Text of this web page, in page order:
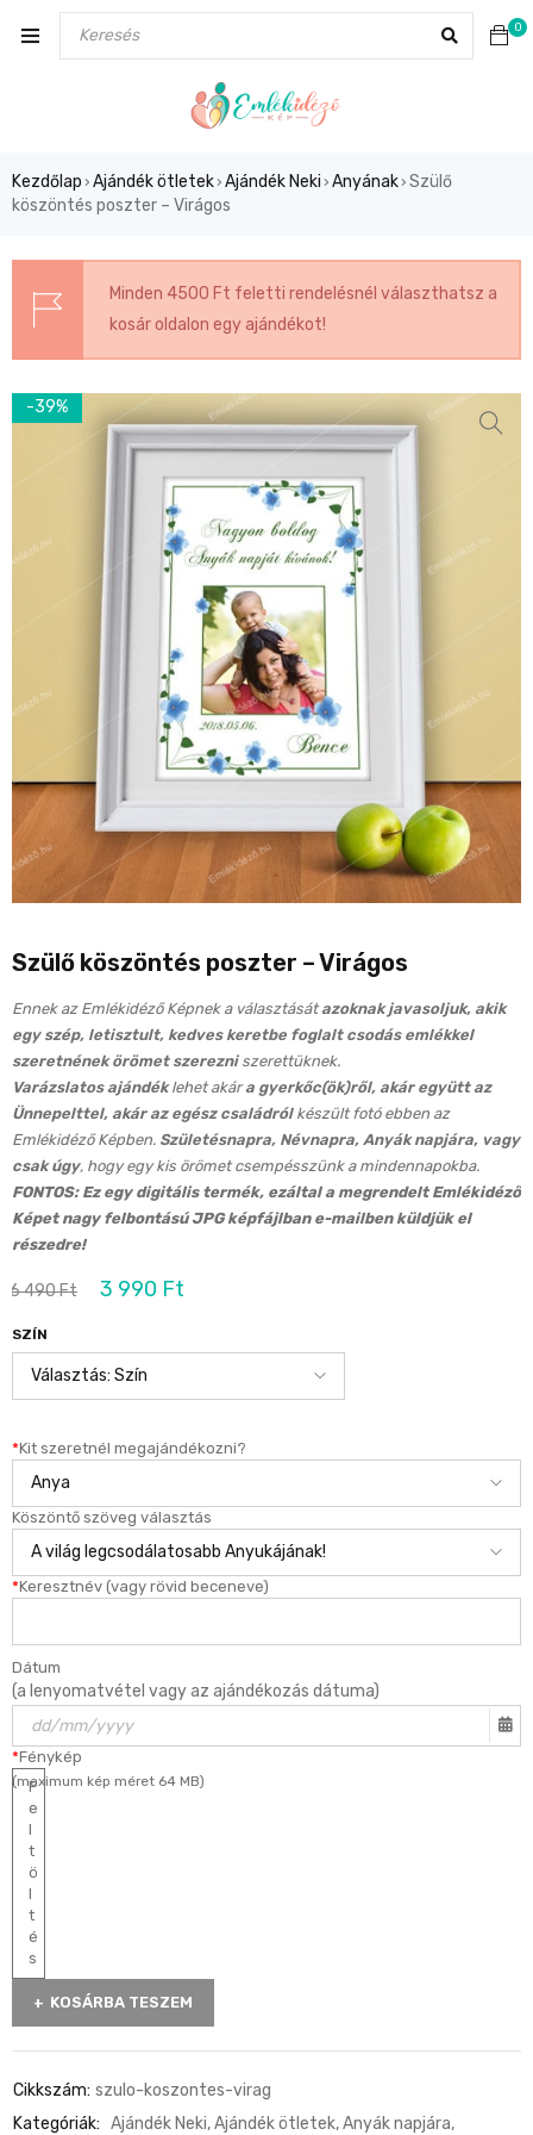
0
Kezdőlap › Ajándék ötletek› Ajándék Neki › Anyának› Szülő
köszöntés poszter – Virágos
Minden 4500 Ft feletti rendelésnél választhatsz a
kosár oldalon egy ajándékot!
-39%
Szülő köszöntés poszter – Virágos
Ennek az Emlékidéző Képnek a választásátazoknak javasoljuk, akik
egy szép, letisztult, kedves keretbe foglalt csodás emlékkel
szeretnének örömet szerezniszerettüknek.
Varázslatos ajándéklehet akára gyerkőc(ök)ről, akár együtt az
Ünnepelttel, akár az egész családrólkészült fotó ebben az
Emlékidéző Képben. Születésnapra, Névnapra, Anyák napjára, vagy
csak úgy, hogy egy kis örömet csempésszünk a mindennapokba.
FONTOS: Ez egy digitális termék, ezáltal a megrendelt Emlékidéző
Képet nagy felbontású JPG képfájlban e-mailben küldjük el
részedre!
6 490Ft 3 990 Ft
SZÍN
*Kit szeretnél megajándékozni?
Köszöntő szöveg választás
*Keresztnév (vagy rövid beceneve)
Dátum
(a lenyomatvétel vagy az ajándékozás dátuma)
*Fénykép
F
e
l
t
ö
l
t
é
s
(maximum kép méret 64 MB)
KOSÁRBA TESZEM
Cikkszám: szulo-koszontes-virag
Kategóriák: Ajándék Neki,Ajándék ötletek,Anyák napjára,